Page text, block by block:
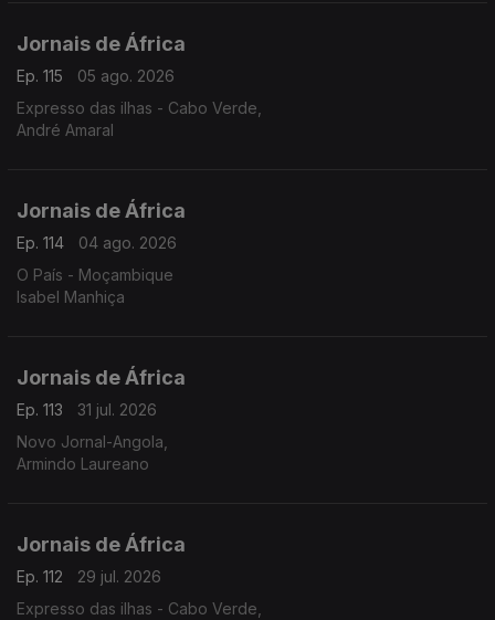
Jornais de África
Ep. 115
05 ago. 2026
Expresso das ilhas - Cabo Verde,
André Amaral
Jornais de África
Ep. 114
04 ago. 2026
O País - Moçambique
Isabel Manhiça
Jornais de África
Ep. 113
31 jul. 2026
Novo Jornal-Angola,
Armindo Laureano
Jornais de África
Ep. 112
29 jul. 2026
Expresso das ilhas - Cabo Verde,